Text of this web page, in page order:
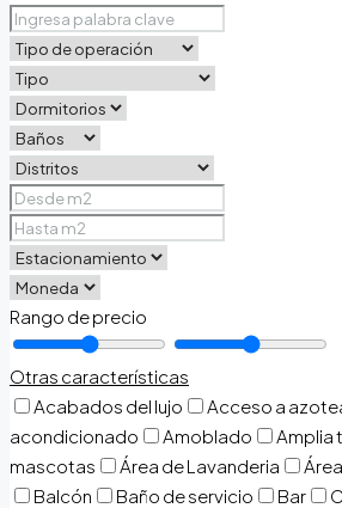
Rango de precio
Otras características
Acabados del lujo
Acceso a
acondicionado
Amoblado Amplia
mascotas
Área de Lavanderia
Balcón
Baño de servicio Bar